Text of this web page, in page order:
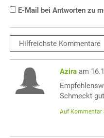
E-Mail bei Antworten zu
Hilfreichste Kommentare
Azira am
Schmeckt
Auf Kommentar